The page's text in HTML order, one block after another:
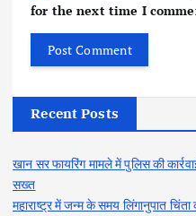
for the next time I
Recent Posts
खान सर फायरिंग मामले में पुलिस की
सख्त
महाराष्ट्र में जन्म के समय लिंगानुपात